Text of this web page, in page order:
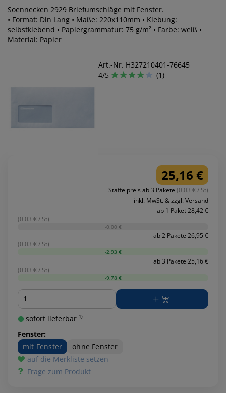
Soennecken 2929 Briefumschläge mit Fenster.
• Format: Din Lang • Maße: 220x110mm • Klebung:
selbstklebend • Papiergrammatur: 75 g/m² • Farbe: weiß •
Material: Papier
Art.-Nr. H327210401-76645
4/5
(1)
25,16 €
Staffelpreis ab 3 Pakete (0.03 € / St)
inkl. MwSt. & zzgl. Versand
ab 1 Paket 28,42 €
(0.03 € / St)
-0,00 €
ab 2 Pakete 26,95 €
(0.03 € / St)
-2,93 €
ab 3 Pakete 25,16 €
(0.03 € / St)
-9,78 €
Menge
sofort lieferbar ¹⁾
Fenster:
mit Fenster
ohne Fenster
auf die Merkliste setzen
Frage zum Produkt